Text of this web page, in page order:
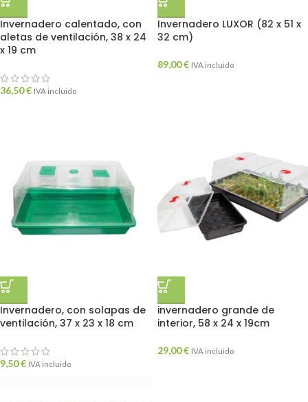
Invernadero calentado, con
aletas de ventilación, 38 x 24
x 19 cm
36,50€ IVA incluido
Invernadero LUXOR (82 x 51 x
32 cm)
89,00€ IVA incluido
Invernadero, con solapas de
ventilación, 37 x 23 x 18 cm
9,50€ IVA incluido
invernadero grande de
interior, 58 x 24 x 19cm
29,00€ IVA incluido